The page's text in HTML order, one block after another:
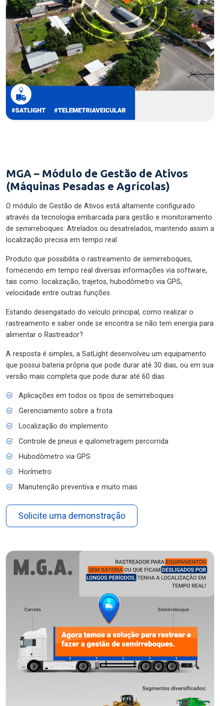
MGA – Módulo de Gestão de Ativos
(Máquinas Pesadas e Agrícolas)
O módulo de Gestão de Ativos está altamente configurado
através da tecnologia embarcada para gestão e monitoramento
de semirreboques: Atrelados ou desatrelados, mantendo assim a
localização precisa em tempo real.
Produto que possibilita o rastreamento de semirreboques,
fornecendo em tempo real diversas informações via software,
tais como: localização, trajetos, hubodômetro via GPS,
velocidade entre outras funções.
Estando desengatado do veículo principal, como realizar o
rastreamento e saber onde se encontra se não tem energia para
alimentar o Rastreador?
A resposta é simples, a SatLight desenvolveu um equipamento
que possui bateria própria que pode durar até 30 dias, ou em sua
versão mais completa que pode durar até 60 dias.
Aplicações em todos os tipos de semirreboques
Gerenciamento sobre a frota
Localização do implemento
Controle de pneus e quilometragem percorrida
Hubodômetro via GPS
Horímetro
Manutenção preventiva e muito mais
Solicite uma demonstração